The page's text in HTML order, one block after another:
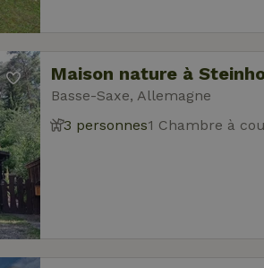
Maison nature à
Basse-Saxe, Allemagne
3 personnes1 Chambre à